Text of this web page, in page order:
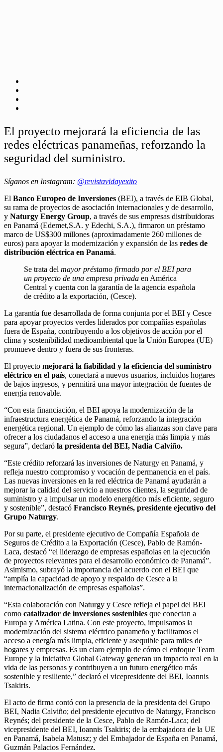
El proyecto mejorará la eficiencia de las
redes eléctricas panameñas, reforzando la
seguridad del suministro.
Síganos en Instagram: @revistavidayexito
El Banco Europeo de Inversiones (BEI), a través de EIB Global,
su rama de proyectos de asociación internacionales y de desarrollo,
y Naturgy Energy Group, a través de sus empresas distribuidoras
en Panamá (Edemet,S.A. y Edechi, S.A.), firmaron un préstamo
marco de US$300 millones (aproximadamente 260 millones de
euros) para apoyar la modernización y expansión de las redes de
distribución eléctrica en Panamá.
Se trata del mayor préstamo firmado por el BEI para
un proyecto de una empresa privada en América
Central y cuenta con la garantía de la agencia española
de crédito a la exportación, (Cesce).
La garantía fue desarrollada de forma conjunta por el BEI y Cesce
para apoyar proyectos verdes liderados por compañías españolas
fuera de España, contribuyendo a los objetivos de acción por el
clima y sostenibilidad medioambiental que la Unión Europea (UE)
promueve dentro y fuera de sus fronteras.
El proyecto mejorará la fiabilidad y la eficiencia del suministro
eléctrico en el país, conectará a nuevos usuarios, incluidos hogares
de bajos ingresos, y permitirá una mayor integración de fuentes de
energía renovable.
“Con esta financiación, el BEI apoya la modernización de la
infraestructura energética de Panamá, reforzando la integración
energética regional. Un ejemplo de cómo las alianzas son clave para
ofrecer a los ciudadanos el acceso a una energía más limpia y más
segura”, declaró la presidenta del BEI, Nadia Calviño.
“Este crédito reforzará las inversiones de Naturgy en Panamá, y
refleja nuestro compromiso y vocación de permanencia en el país.
Las nuevas inversiones en la red eléctrica de Panamá ayudarán a
mejorar la calidad del servicio a nuestros clientes, la seguridad de
suministro y a impulsar un modelo energético más eficiente, seguro
y sostenible”, destacó Francisco Reynés, presidente ejecutivo del
Grupo Naturgy.
Por su parte, el presidente ejecutivo de Compañía Española de
Seguros de Crédito a la Exportación (Cesce), Pablo de Ramón-
Laca, destacó “el liderazgo de empresas españolas en la ejecución
de proyectos relevantes para el desarrollo económico de Panamá”.
Asimismo, subrayó la importancia del acuerdo con el BEI que
“amplía la capacidad de apoyo y respaldo de Cesce a la
internacionalización de empresas españolas”.
“Esta colaboración con Naturgy y Cesce refleja el papel del BEI
como catalizador de inversiones sostenibles que conectan a
Europa y América Latina. Con este proyecto, impulsamos la
modernización del sistema eléctrico panameño y facilitamos el
acceso a energía más limpia, eficiente y asequible para miles de
hogares y empresas. Es un claro ejemplo de cómo el enfoque Team
Europe y la iniciativa Global Gateway generan un impacto real en la
vida de las personas y contribuyen a un futuro energético más
sostenible y resiliente,” declaró el vicepresidente del BEI, Ioannis
Tsakiris.
El acto de firma contó con la presencia de la presidenta del Grupo
BEI, Nadia Calviño; del presidente ejecutivo de Naturgy, Francisco
Reynés; del presidente de la Cesce, Pablo de Ramón-Laca; del
vicepresidente del BEI, Ioannis Tsakiris; de la embajadora de la UE
en Panamá, Isabela Matusz; y del Embajador de España en Panamá,
Guzmán Palacios Fernández.